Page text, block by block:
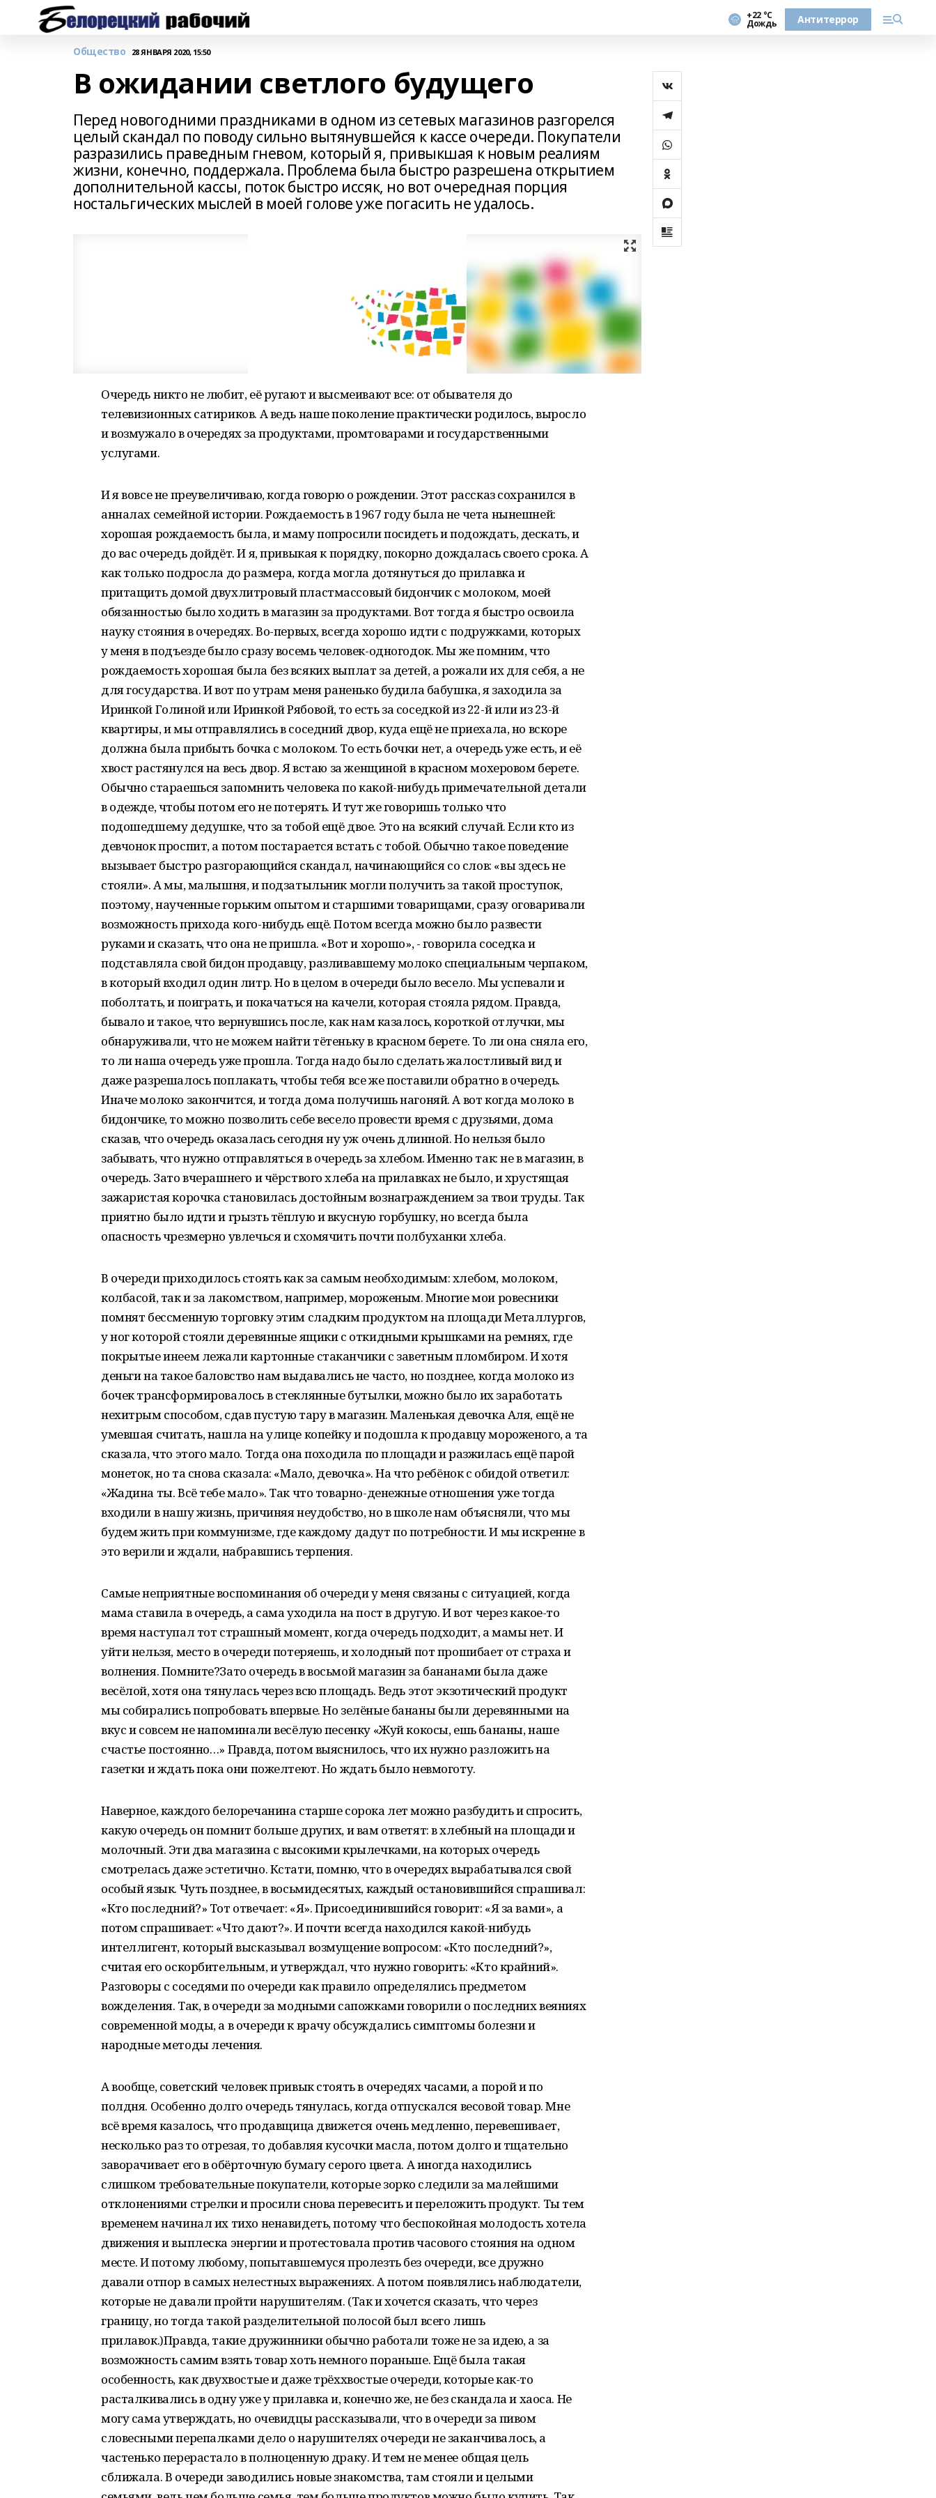
+22 °С
Дождь Антитеррор
Общество 28 ЯНВАРЯ 2020, 15:50
В ожидании светлого будущего
Перед новогодними праздниками в одном из сетевых магазинов разгорелся
целый скандал по поводу сильно вытянувшейся к кассе очереди. Покупатели
разразились праведным гневом, который я, привыкшая к новым реалиям
жизни, конечно, поддержала. Проблема была быстро разрешена открытием
дополнительной кассы, поток быстро иссяк, но вот очередная порция
ностальгических мыслей в моей голове уже погасить не удалось.
Очередь никто не любит, её ругают и высмеивают все: от обывателя до
телевизионных сатириков. А ведь наше поколение практически родилось, выросло
и возмужало в очередях за продуктами, промтоварами и государственными
услугами.
И я вовсе не преувеличиваю, когда говорю о рождении. Этот рассказ сохранился в
анналах семейной истории. Рождаемость в 1967 году была не чета нынешней:
хорошая рождаемость была, и маму попросили посидеть и подождать, дескать, и
до вас очередь дойдёт. И я, привыкая к порядку, покорно дождалась своего срока. А
как только подросла до размера, когда могла дотянуться до прилавка и
притащить домой двухлитровый пластмассовый бидончик с молоком, моей
обязанностью было ходить в магазин за продуктами. Вот тогда я быстро освоила
науку стояния в очередях. Во-первых, всегда хорошо идти с подружками, которых
у меня в подъезде было сразу восемь человек-одногодок. Мы же помним, что
рождаемость хорошая была без всяких выплат за детей, а рожали их для себя, а не
для государства. И вот по утрам меня раненько будила бабушка, я заходила за
Иринкой Голиной или Иринкой Рябовой, то есть за соседкой из 22-й или из 23-й
квартиры, и мы отправлялись в соседний двор, куда ещё не приехала, но вскоре
должна была прибыть бочка с молоком. То есть бочки нет, а очередь уже есть, и её
хвост растянулся на весь двор. Я встаю за женщиной в красном мохеровом берете.
Обычно стараешься запомнить человека по какой-нибудь примечательной детали
в одежде, чтобы потом его не потерять. И тут же говоришь только что
подошедшему дедушке, что за тобой ещё двое. Это на всякий случай. Если кто из
девчонок проспит, а потом постарается встать с тобой. Обычно такое поведение
вызывает быстро разгорающийся скандал, начинающийся со слов: «вы здесь не
стояли». А мы, малышня, и подзатыльник могли получить за такой проступок,
поэтому, наученные горьким опытом и старшими товарищами, сразу оговаривали
возможность прихода кого-нибудь ещё. Потом всегда можно было развести
руками и сказать, что она не пришла. «Вот и хорошо», - говорила соседка и
подставляла свой бидон продавцу, разливавшему молоко специальным черпаком,
в который входил один литр. Но в целом в очереди было весело. Мы успевали и
поболтать, и поиграть, и покачаться на качели, которая стояла рядом. Правда,
бывало и такое, что вернувшись после, как нам казалось, короткой отлучки, мы
обнаруживали, что не можем найти тётеньку в красном берете. То ли она сняла его,
то ли наша очередь уже прошла. Тогда надо было сделать жалостливый вид и
даже разрешалось поплакать, чтобы тебя все же поставили обратно в очередь.
Иначе молоко закончится, и тогда дома получишь нагоняй. А вот когда молоко в
бидончике, то можно позволить себе весело провести время с друзьями, дома
сказав, что очередь оказалась сегодня ну уж очень длинной. Но нельзя было
забывать, что нужно отправляться в очередь за хлебом. Именно так: не в магазин, в
очередь. Зато вчерашнего и чёрствого хлеба на прилавках не было, и хрустящая
зажаристая корочка становилась достойным вознаграждением за твои труды. Так
приятно было идти и грызть тёплую и вкусную горбушку, но всегда была
опасность чрезмерно увлечься и схомячить почти полбуханки хлеба.
В очереди приходилось стоять как за самым необходимым: хлебом, молоком,
колбасой, так и за лакомством, например, мороженым. Многие мои ровесники
помнят бессменную торговку этим сладким продуктом на площади Металлургов,
у ног которой стояли деревянные ящики с откидными крышками на ремнях, где
покрытые инеем лежали картонные стаканчики с заветным пломбиром. И хотя
деньги на такое баловство нам выдавались не часто, но позднее, когда молоко из
бочек трансформировалось в стеклянные бутылки, можно было их заработать
нехитрым способом, сдав пустую тару в магазин. Маленькая девочка Аля, ещё не
умевшая считать, нашла на улице копейку и подошла к продавцу мороженого, а та
сказала, что этого мало. Тогда она походила по площади и разжилась ещё парой
монеток, но та снова сказала: «Мало, девочка». На что ребёнок с обидой ответил:
«Жадина ты. Всё тебе мало». Так что товарно-денежные отношения уже тогда
входили в нашу жизнь, причиняя неудобство, но в школе нам объясняли, что мы
будем жить при коммунизме, где каждому дадут по потребности. И мы искренне в
это верили и ждали, набравшись терпения.
Самые неприятные воспоминания об очереди у меня связаны с ситуацией, когда
мама ставила в очередь, а сама уходила на пост в другую. И вот через какое-то
время наступал тот страшный момент, когда очередь подходит, а мамы нет. И
уйти нельзя, место в очереди потеряешь, и холодный пот прошибает от страха и
волнения. Помните?Зато очередь в восьмой магазин за бананами была даже
весёлой, хотя она тянулась через всю площадь. Ведь этот экзотический продукт
мы собирались попробовать впервые. Но зелёные бананы были деревянными на
вкус и совсем не напоминали весёлую песенку «Жуй кокосы, ешь бананы, наше
счастье постоянно…» Правда, потом выяснилось, что их нужно разложить на
газетки и ждать пока они пожелтеют. Но ждать было невмоготу.
Наверное, каждого белоречанина старше сорока лет можно разбудить и спросить,
какую очередь он помнит больше других, и вам ответят: в хлебный на площади и
молочный. Эти два магазина с высокими крылечками, на которых очередь
смотрелась даже эстетично. Кстати, помню, что в очередях вырабатывался свой
особый язык. Чуть позднее, в восьмидесятых, каждый остановившийся спрашивал:
«Кто последний?» Тот отвечает: «Я». Присоединившийся говорит: «Я за вами», а
потом спрашивает: «Что дают?». И почти всегда находился какой-нибудь
интеллигент, который высказывал возмущение вопросом: «Кто последний?»,
считая его оскорбительным, и утверждал, что нужно говорить: «Кто крайний».
Разговоры с соседями по очереди как правило определялись предметом
вожделения. Так, в очереди за модными сапожками говорили о последних веяниях
современной моды, а в очереди к врачу обсуждались симптомы болезни и
народные методы лечения.
А вообще, советский человек привык стоять в очередях часами, а порой и по
полдня. Особенно долго очередь тянулась, когда отпускался весовой товар. Мне
всё время казалось, что продавщица движется очень медленно, перевешивает,
несколько раз то отрезая, то добавляя кусочки масла, потом долго и тщательно
заворачивает его в обёрточную бумагу серого цвета. А иногда находились
слишком требовательные покупатели, которые зорко следили за малейшими
отклонениями стрелки и просили снова перевесить и переложить продукт. Ты тем
временем начинал их тихо ненавидеть, потому что беспокойная молодость хотела
движения и выплеска энергии и протестовала против часового стояния на одном
месте. И потому любому, попытавшемуся пролезть без очереди, все дружно
давали отпор в самых нелестных выражениях. А потом появлялись наблюдатели,
которые не давали пройти нарушителям. (Так и хочется сказать, что через
границу, но тогда такой разделительной полосой был всего лишь
прилавок.)Правда, такие дружинники обычно работали тоже не за идею, а за
возможность самим взять товар хоть немного пораньше. Ещё была такая
особенность, как двухвостые и даже трёххвостые очереди, которые как-то
расталкивались в одну уже у прилавка и, конечно же, не без скандала и хаоса. Не
могу сама утверждать, но очевидцы рассказывали, что в очереди за пивом
словесными перепалками дело о нарушителях очереди не заканчивалось, а
частенько перерастало в полноценную драку. И тем не менее общая цель
сближала. В очереди заводились новые знакомства, там стояли и целыми